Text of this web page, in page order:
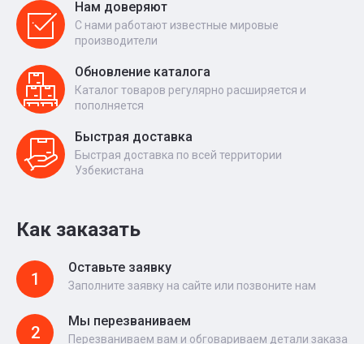
Нам доверяют
С нами работают известные мировые
производители
Обновление каталога
Каталог товаров регулярно расширяется и
пополняется
Быстрая доставка
Быстрая доставка по всей территории
Узбекистана
Как заказать
1
Оставьте заявку
Заполните заявку на сайте или позвоните нам
2
Мы перезваниваем
Перезваниваем вам и обговариваем детали заказа